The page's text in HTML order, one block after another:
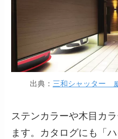
出典： 三和シャッター
ステンカラーや木目カ
ます。カタログにも「